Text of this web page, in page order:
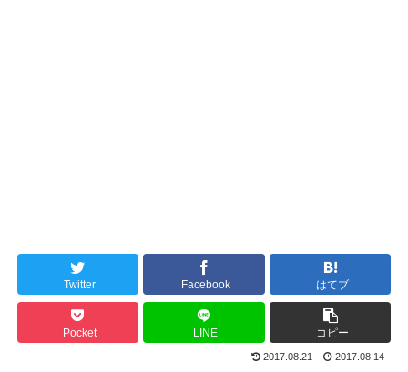
Twitter Facebook はてブ
Pocket LINE コピー
2017.08.21 2017.08.14